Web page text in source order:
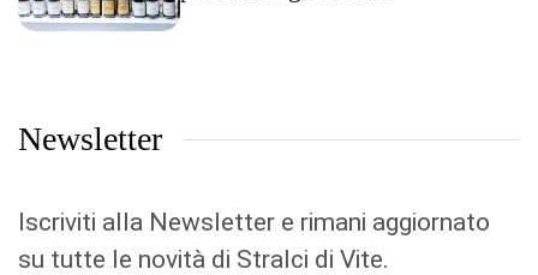
Newsletter
Iscriviti alla Newsletter e rimani aggiornato
su tutte le novità di Stralci di Vite.